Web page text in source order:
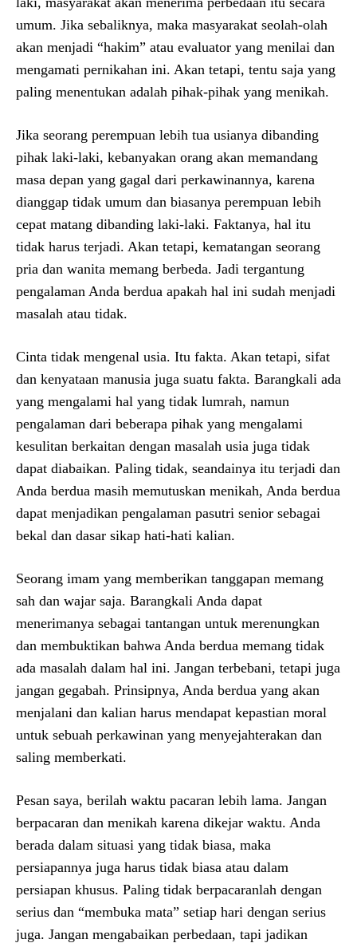
umum. Jika sebaliknya, maka masyarakat seolah-olah
akan menjadi “hakim” atau evaluator yang menilai dan
mengamati pernikahan ini. Akan tetapi, tentu saja yang
paling menentukan adalah pihak-pihak yang menikah.
Jika seorang perempuan lebih tua usianya dibanding
pihak laki-laki, kebanyakan orang akan memandang
masa depan yang gagal dari perkawinannya, karena
dianggap tidak umum dan biasanya perempuan lebih
cepat matang dibanding laki-laki. Faktanya, hal itu
tidak harus terjadi. Akan tetapi, kematangan seorang
pria dan wanita memang berbeda. Jadi tergantung
pengalaman Anda berdua apakah hal ini sudah menjadi
masalah atau tidak.
Cinta tidak mengenal usia. Itu fakta. Akan tetapi, sifat
dan kenyataan manusia juga suatu fakta. Barangkali ada
yang mengalami hal yang tidak lumrah, namun
pengalaman dari beberapa pihak yang mengalami
kesulitan berkaitan dengan masalah usia juga tidak
dapat diabaikan. Paling tidak, seandainya itu terjadi dan
Anda berdua masih memutuskan menikah, Anda berdua
dapat menjadikan pengalaman pasutri senior sebagai
bekal dan dasar sikap hati-hati kalian.
Seorang imam yang memberikan tanggapan memang
sah dan wajar saja. Barangkali Anda dapat
menerimanya sebagai tantangan untuk merenungkan
dan membuktikan bahwa Anda berdua memang tidak
ada masalah dalam hal ini. Jangan terbebani, tetapi juga
jangan gegabah. Prinsipnya, Anda berdua yang akan
menjalani dan kalian harus mendapat kepastian moral
untuk sebuah perkawinan yang menyejahterakan dan
saling memberkati.
Pesan saya, berilah waktu pacaran lebih lama. Jangan
berpacaran dan menikah karena dikejar waktu. Anda
berada dalam situasi yang tidak biasa, maka
persiapannya juga harus tidak biasa atau dalam
persiapan khusus. Paling tidak berpacaranlah dengan
serius dan “membuka mata” setiap hari dengan serius
juga. Jangan mengabaikan perbedaan, tapi jadikan